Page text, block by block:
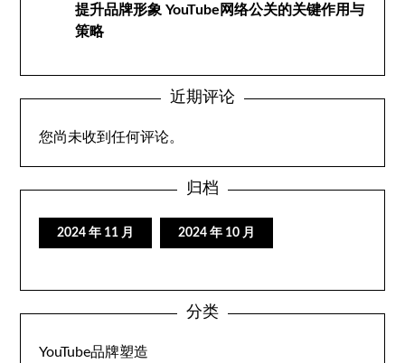
提升品牌形象 YouTube网络公关的关键作用与
策略
近期评论
您尚未收到任何评论。
归档
2024 年 11 月 2024 年 10 月
分类
YouTube品牌塑造